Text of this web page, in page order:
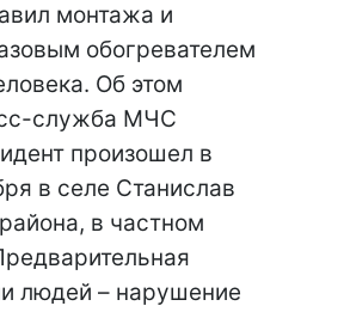
монтажа и
обогревателем
Об этом
служба МЧС
произошел в
в селе Станислав
в частном
людей – нарушение